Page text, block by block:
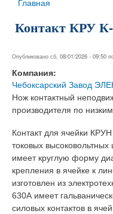
Вы здесь
Главная
Контакт КРУ К-
Опубликовано сб, 08/01/2026 - 09:50
Компания:
Чебоксарский Завод
Нож контактный
производителя по
Контакт для ячейки
токовых
имеет круглую форму
крепления в ячейке к
изготовлен из
630А имеет
силовых контактов в